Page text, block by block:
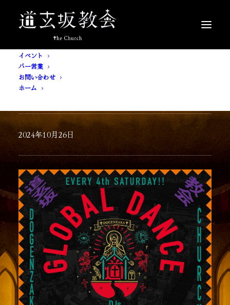
イベント
バー営業
お問い合わせ
ホーム
GLOBAL DANCE
2024年10月26日